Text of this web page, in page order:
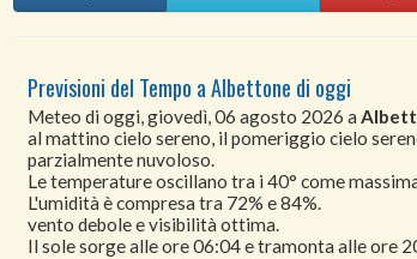
Previsioni del Tempo a Albettone di oggi
Meteo di oggi, giovedì, 06 agosto 2026 a
al mattino cielo sereno, il pomeriggio cielo
parzialmente nuvoloso.
Le temperature oscillano tra i 40° come
L'umidità è compresa tra 72% e 84%.
vento debole e visibilità ottima.
Il sole sorge alle ore 06:04 e tramonta alle ore